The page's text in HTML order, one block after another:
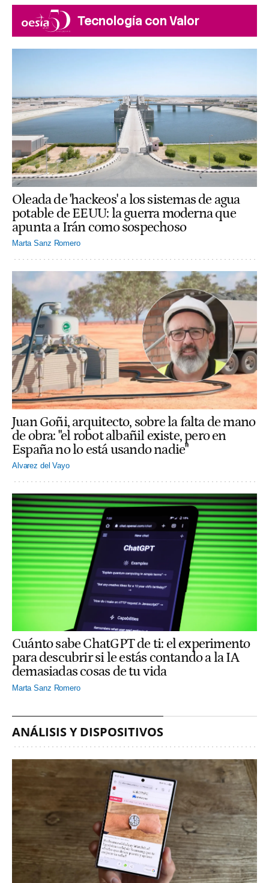
Tecnología con Valor
Oleada de 'hackeos' a los sistemas de agua
potable de EEUU: la guerra moderna que
apunta a Irán como sospechoso
Marta Sanz Romero
Juan Goñi, arquitecto, sobre la falta de mano
de obra: "el robot albañil existe, pero en
España no lo está usando nadie"
Alvarez del Vayo
Cuánto sabe ChatGPT de ti: el experimento
para descubrir si le estás contando a la IA
demasiadas cosas de tu vida
Marta Sanz Romero
ANÁLISIS Y DISPOSITIVOS